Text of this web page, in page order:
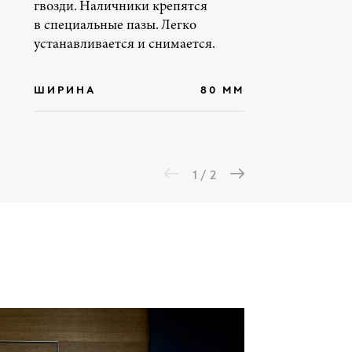
гвозди. Наличники крепятся
в специальные пазы. Легко
устанавливается и снимается.
ШИРИНА 80 ММ
1 / 2